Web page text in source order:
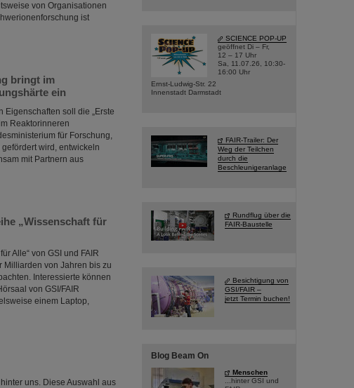
von Organisationen
ist
bringt im
ein
Eigenschaften soll die „Erste
Reaktorinneren
für Forschung,
wird, entwickeln
mit Partnern aus
„Wissenschaft für
Alle“ von GSI und FAIR
Milliarden von Jahren bis zu
Interessierte können
von GSI/FAIR
einem Laptop,
uns. Diese Auswahl aus
SCIENCE POP-UP
geöffnet Di – Fr,
12 – 17 Uhr
Sa, 11.07.26, 10:30-
16:00 Uhr
Ernst-Ludwig-Str. 22
Innenstadt Darmstadt
FAIR-Trailer: Der
Weg der Teilchen
durch die
Beschleunigeranlage
Rundflug über die
FAIR-Baustelle
Besichtigung von
GSI/FAIR –
jetzt Termin buchen!
Blog Beam On
Menschen
...hinter GSI und